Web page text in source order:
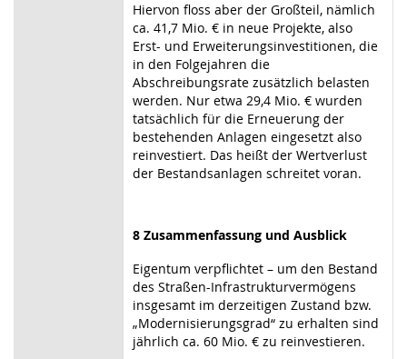
Hiervon floss aber der Großteil, nämlich
ca. 41,7 Mio. € in neue Projekte, also
Erst- und Erweiterungsinvestitionen, die
in den Folgejahren die
Abschreibungsrate zusätzlich belasten
werden. Nur etwa 29,4 Mio. € wurden
tatsächlich für die Erneuerung der
bestehenden Anlagen eingesetzt also
reinvestiert. Das heißt der Wertverlust
der Bestandsanlagen schreitet voran.
8 Zusammenfassung und Ausblick
Eigentum verpflichtet – um den Bestand
des Straßen-Infrastrukturvermögens
insgesamt im derzeitigen Zustand bzw.
„Modernisierungsgrad“ zu erhalten sind
jährlich ca. 60 Mio. € zu reinvestieren.